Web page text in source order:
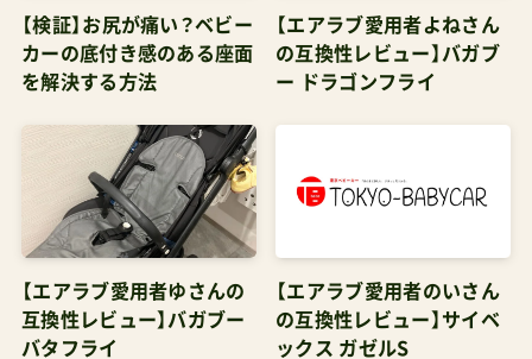
【検証】お尻が痛い？ベビー
カーの底付き感のある座面
を解決する方法
【エアラブ愛用者よねさん
の互換性レビュー】バガブ
ー ドラゴンフライ
【エアラブ愛用者ゆさんの
互換性レビュー】バガブー
バタフライ
【エアラブ愛用者のいさん
の互換性レビュー】サイベ
ックス ガゼルS